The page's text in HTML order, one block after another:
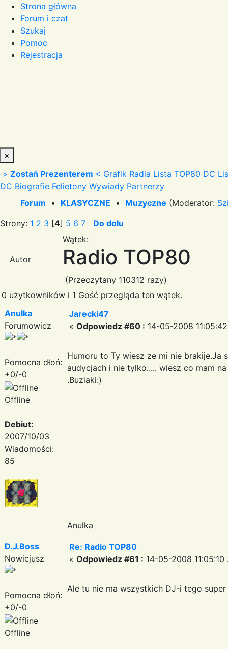
Strona główna
Forum i czat
Szukaj
Pomoc
Rejestracja
×
> Zostań Prezenterem < Grafik Radia Lista TOP80 DC
DC Biografie Felietony Wywiady Partnerzy
Forum • KLASYCZNE • Muzyczne (Moderator:
Strony: 1 2 3 [4] 5 6 7 Do dołu
Autor
Wątek:
Radio TOP80
(Przeczytany 110312 razy)
0 użytkowników i 1 Gość przegląda ten wątek.
Anulka
Forumowicz
Pomocna dłoń:
+0/-0
Offline
Debiut:
2007/10/03
Wiadomości:
85
Jarecki47
« Odpowiedz #60 : 14-05-2008
Humoru to Ty wiesz ze mi nie brakije.Ja
audycjach i nie tylko..... wiesz co mam
.Buziaki:)
Anulka
D.J.Boss
Nowicjusz
Pomocna dłoń:
+0/-0
Offline
Re: Radio TOP80
« Odpowiedz #61 : 14-05-2008 11:05:10
Ale tu nie ma wszystkich DJ-i tego super